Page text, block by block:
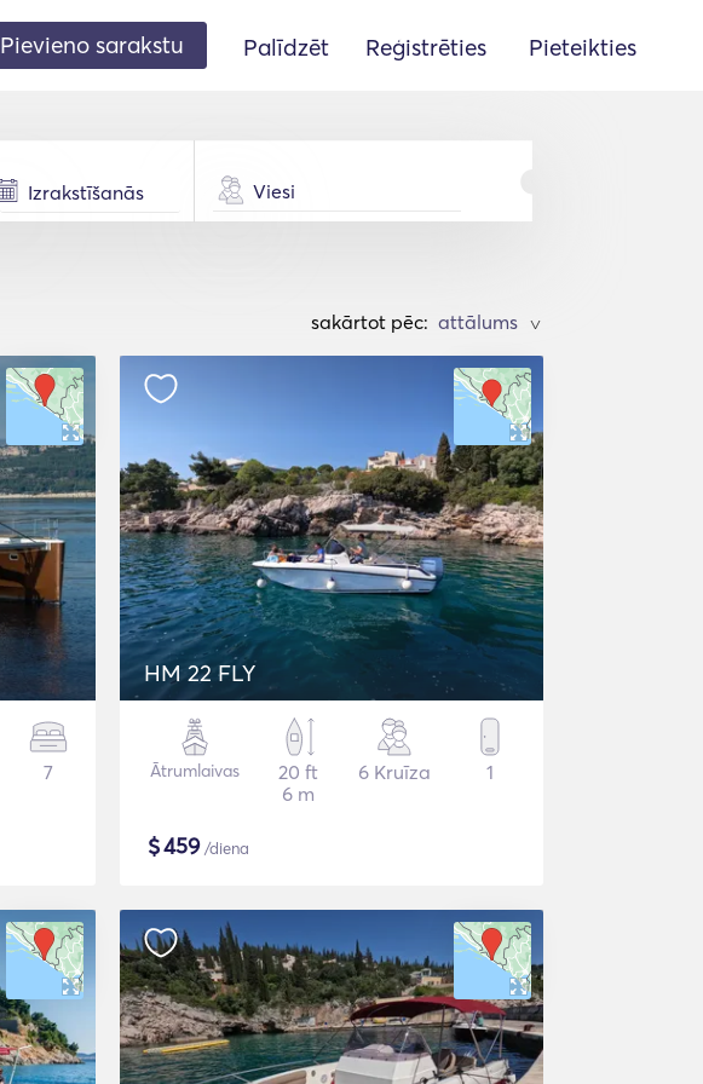
Pievieno sarakstu Palīdzēt Reģistrēties Pieteikties
Viesi
sakārtot pēc: >
7
HM 22 FLY
Ātrumlaivas
20 ft
6 m
6 Kruīza 1
$459/diena